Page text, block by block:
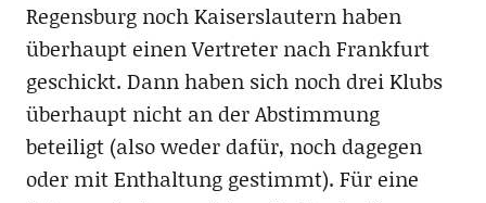
Regensburg noch Kaiserslautern haben
überhaupt einen Vertreter nach Frankfurt
geschickt. Dann haben sich noch drei Klubs
überhaupt nicht an der Abstimmung
beteiligt (also weder dafür, noch dagegen
oder mit Enthaltung gestimmt). Für eine